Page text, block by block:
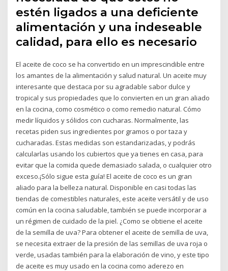
estén ligados a una deficiente
alimentación y una indeseable
calidad, para ello es necesario
El aceite de coco se ha convertido en un imprescindible entre
los amantes de la alimentación y salud natural. Un aceite muy
interesante que destaca por su agradable sabor dulce y
tropical y sus propiedades que lo convierten en un gran aliado
en la cocina, como cosmético o como remedio natural. Cómo
medir líquidos y sólidos con cucharas. Normalmente, las
recetas piden sus ingredientes por gramos o por taza y
cucharadas. Estas medidas son estandarizadas, y podrás
calcularlas usando los cubiertos que ya tienes en casa, para
evitar que la comida quede demasiado salada, o cualquier otro
exceso.¡Sólo sigue esta guía! El aceite de coco es un gran
aliado para la belleza natural. Disponible en casi todas las
tiendas de comestibles naturales, este aceite versátil y de uso
común en la cocina saludable, también se puede incorporar a
un régimen de cuidado de la piel. ¿Como se obtiene el aceite
de la semilla de uva? Para obtener el aceite de semilla de uva,
se necesita extraer de la presión de las semillas de uva roja o
verde, usadas también para la elaboración de vino, y este tipo
de aceite es muy usado en la cocina como aderezo en